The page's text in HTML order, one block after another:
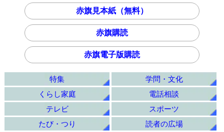
赤旗見本紙（無料）
赤旗購読
赤旗電子版購読
特集
学問・文化
くらし家庭
電話相談
テレビ
スポーツ
たび・つり
読者の広場